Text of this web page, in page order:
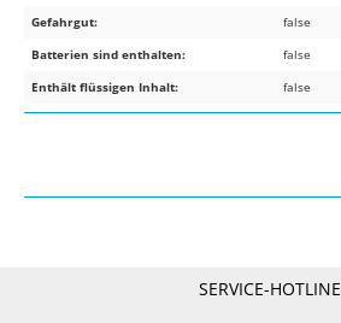
Gefahrgut:
false
Batterien sind enthalten:
false
Enthält flüssigen Inhalt:
false
SERVICE-HOTLINE